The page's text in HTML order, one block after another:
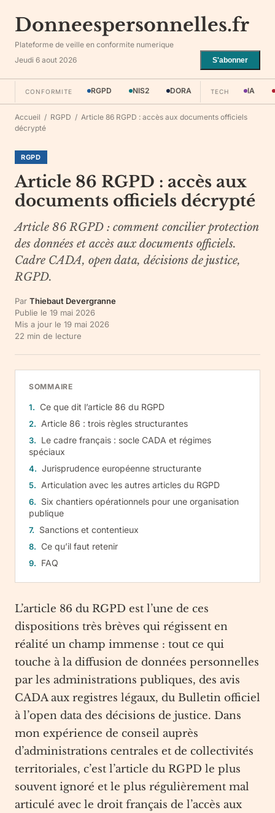
Donneespersonnelles.fr
Plateforme de veille en conformite numerique
Jeudi 6 aout 2026
S'abonner
CONFORMITE RGPD NIS2 DORA TECH IA
Accueil / RGPD / Article 86 RGPD : accès aux documents officiels
décrypté
RGPD
Article 86 RGPD : accès aux
documents officiels décrypté
Article 86 RGPD : comment concilier protection
des données et accès aux documents officiels.
Cadre CADA, open data, décisions de justice,
RGPD.
Par Thiebaut Devergranne
Publie le 19 mai 2026
Mis a jour le 19 mai 2026
22 min de lecture
SOMMAIRE
Ce que dit l’article 86 du RGPD
Article 86 : trois règles structurantes
Le cadre français : socle CADA et régimes
spéciaux
Jurisprudence européenne structurante
Articulation avec les autres articles du RGPD
Six chantiers opérationnels pour une organisation
publique
Sanctions et contentieux
Ce qu’il faut retenir
FAQ
L’article 86 du RGPD est l’une de ces
dispositions très brèves qui régissent en
réalité un champ immense : tout ce qui
touche à la diffusion de données personnelles
par les administrations publiques, des avis
CADA aux registres légaux, du Bulletin officiel
à l’open data des décisions de justice. Dans
mon expérience de conseil auprès
d’administrations centrales et de collectivités
territoriales, c’est l’article du RGPD le plus
souvent ignoré et le plus régulièrement mal
articulé avec le droit français de l’accès aux